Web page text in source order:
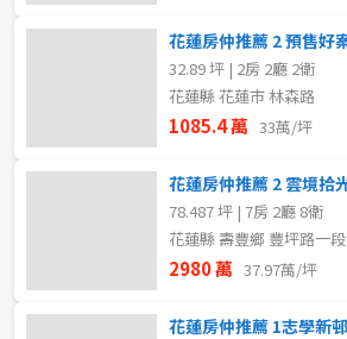
32.89 坪 | 2房 2廳 2衛
花蓮縣 花蓮市 林森路
1085.4 萬 33萬/坪
78.487 坪 | 7房 2廳 8衛
花蓮縣 壽豐鄉 豐坪路一段
2980 萬 37.97萬/坪